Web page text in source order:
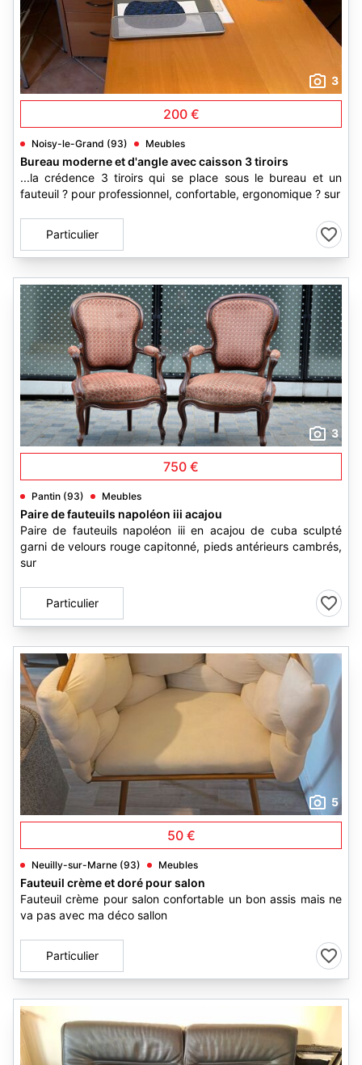
3
200 €
Noisy-le-Grand (93) Meubles
Bureau moderne et d'angle avec caisson 3 tiroirs
...la crédence 3 tiroirs qui se place sous le bureau et un
fauteuil ? pour professionnel, confortable, ergonomique ? sur
Particulier
3
750 €
Pantin (93) Meubles
Paire de fauteuils napoléon iii acajou
Paire de fauteuils napoléon iii en acajou de cuba sculpté
garni de velours rouge capitonné, pieds antérieurs cambrés,
sur
Particulier
5
50 €
Neuilly-sur-Marne (93) Meubles
Fauteuil crème et doré pour salon
Fauteuil crème pour salon confortable un bon assis mais ne
va pas avec ma déco sallon
Particulier